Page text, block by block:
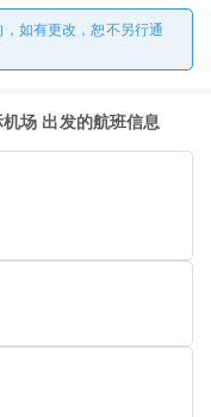
如有更改，恕不另行通
场 出发的航班信息